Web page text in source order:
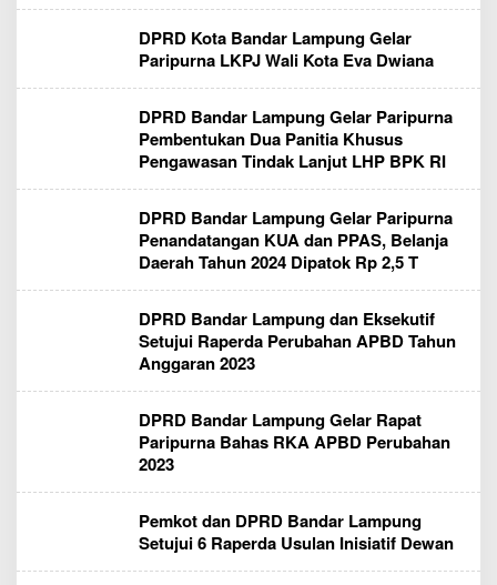
DPRD Kota Bandar Lampung Gelar
Paripurna LKPJ Wali Kota Eva Dwiana
DPRD Bandar Lampung Gelar Paripurna
Pembentukan Dua Panitia Khusus
Pengawasan Tindak Lanjut LHP BPK RI
DPRD Bandar Lampung Gelar Paripurna
Penandatangan KUA dan PPAS, Belanja
Daerah Tahun 2024 Dipatok Rp 2,5 T
DPRD Bandar Lampung dan Eksekutif
Setujui Raperda Perubahan APBD Tahun
Anggaran 2023
DPRD Bandar Lampung Gelar Rapat
Paripurna Bahas RKA APBD Perubahan
2023
Pemkot dan DPRD Bandar Lampung
Setujui 6 Raperda Usulan Inisiatif Dewan